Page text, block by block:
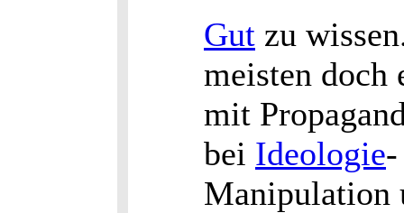
Gut zu
meisten doch
mit
bei Ideologie
Manipulation